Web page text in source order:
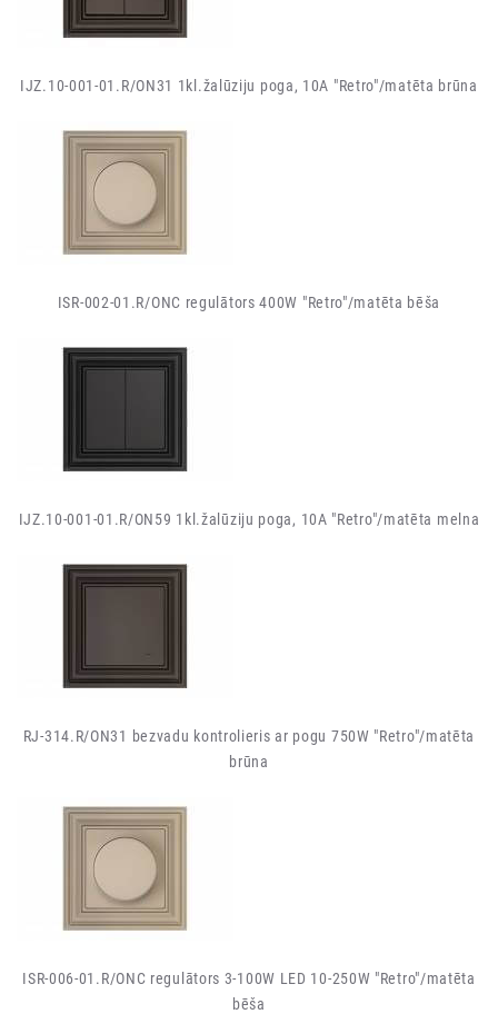
IJZ.10-001-01.R/ON31 1kl.žalūziju poga, 10A "Retro"/matēta brūna
ISR-002-01.R/ONC regulātors 400W "Retro"/matēta bēša
IJZ.10-001-01.R/ON59 1kl.žalūziju poga, 10A "Retro"/matēta melna
RJ-314.R/ON31 bezvadu kontrolieris ar pogu 750W "Retro"/matēta
brūna
ISR-006-01.R/ONC regulātors 3-100W LED 10-250W "Retro"/matēta
bēša